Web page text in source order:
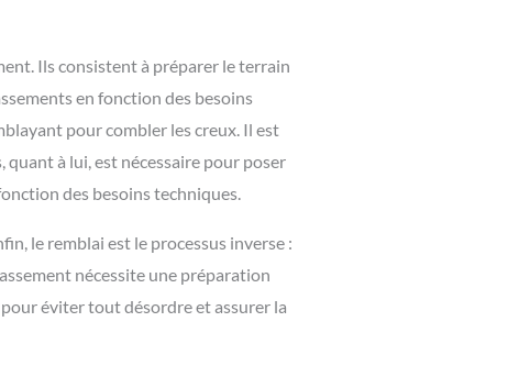
Ils consistent à préparer le terrain
en fonction des besoins
pour combler les creux. Il est
à lui, est nécessaire pour poser
des besoins techniques.
le remblai est le processus inverse :
nécessite une préparation
éviter tout désordre et assurer la